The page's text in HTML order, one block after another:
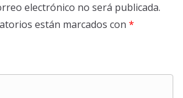
electrónico no será publicada.
están marcados con *